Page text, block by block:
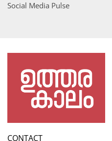
Social Media Pulse
CONTACT